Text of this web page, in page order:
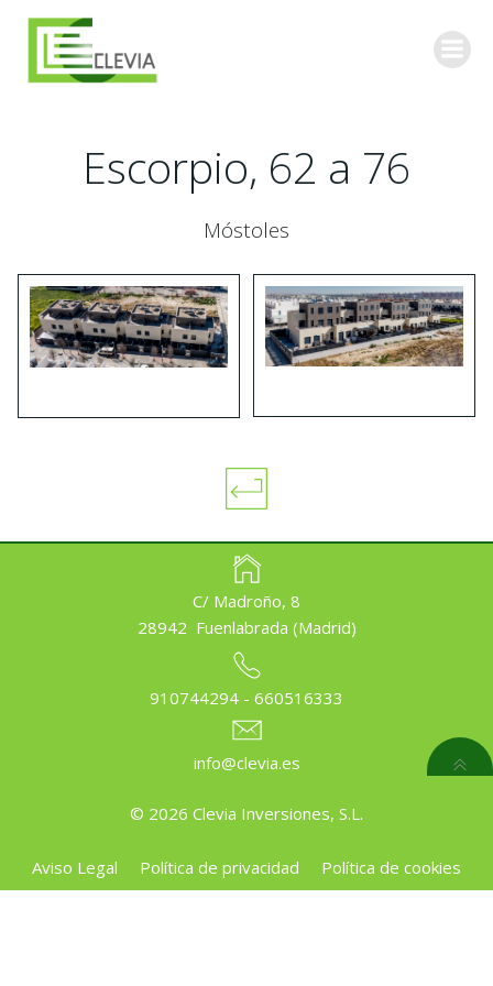
Escorpio, 62 a 76
Móstoles
C/ Madroño, 8
28942 Fuenlabrada (Madrid)
910744294 - 660516333
info@clevia.es
© 2026 Clevia Inversiones, S.L.
Aviso Legal Política de privacidad Política de cookies